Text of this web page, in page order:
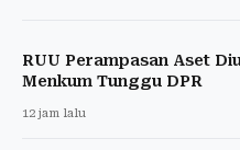
RUU Perampasan Aset
Menkum Tunggu DPR
12 jam lalu